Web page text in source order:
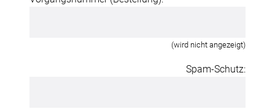
(wird nicht angezeigt)
Spam-Schutz: